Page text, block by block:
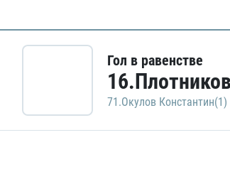
Гол в равенстве
71.Окулов Константин(1)